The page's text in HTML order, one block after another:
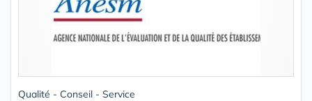
Qualité - Conseil - Service